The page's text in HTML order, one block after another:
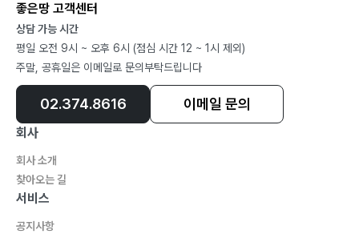
좋은땅 고객센터
상담 가능 시간
평일 오전 9시 ~ 오후 6시 (점심 시간 12 ~ 1시 제외)
주말, 공휴일은 이메일로 문의부탁드립니다
02.374.8616 이메일 문의
회사
회사 소개
찾아오는 길
서비스
공지사항